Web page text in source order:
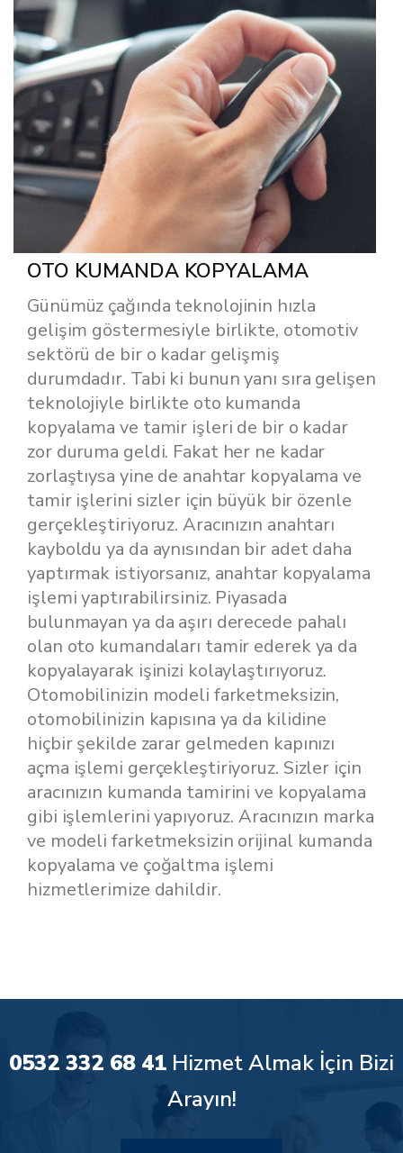
OTO KUMANDA KOPYALAMA
Günümüz çağında teknolojinin hızla
gelişim göstermesiyle birlikte, otomotiv
sektörü de bir o kadar gelişmiş
durumdadır. Tabi ki bunun yanı sıra gelişen
teknolojiyle birlikte oto kumanda
kopyalama ve tamir işleri de bir o kadar
zor duruma geldi. Fakat her ne kadar
zorlaştıysa yine de anahtar kopyalama ve
tamir işlerini sizler için büyük bir özenle
gerçekleştiriyoruz. Aracınızın anahtarı
kayboldu ya da aynısından bir adet daha
yaptırmak istiyorsanız, anahtar kopyalama
işlemi yaptırabilirsiniz. Piyasada
bulunmayan ya da aşırı derecede pahalı
olan oto kumandaları tamir ederek ya da
kopyalayarak işinizi kolaylaştırıyoruz.
Otomobilinizin modeli farketmeksizin,
otomobilinizin kapısına ya da kilidine
hiçbir şekilde zarar gelmeden kapınızı
açma işlemi gerçekleştiriyoruz. Sizler için
aracınızın kumanda tamirini ve kopyalama
gibi işlemlerini yapıyoruz. Aracınızın marka
ve modeli farketmeksizin orijinal kumanda
kopyalama ve çoğaltma işlemi
hizmetlerimize dahildir.
0532 332 68 41 Hizmet Almak İçin Bizi
Arayın!